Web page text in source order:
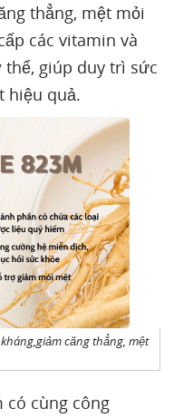
thẳng, mệt mỏi
các vitamin và
giúp duy trì sức
hiệu quả.
căng thẳng, mệt
có cùng công